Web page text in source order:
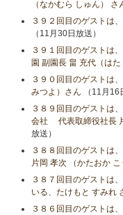
（なかむら しゅん） さ
３９２回目のゲストは
（11月30日放送）
３９１回目のゲストは
園 副園長 畠 充代（は
３９０回目のゲストは
みつよ）さん （11月16
３８９回目のゲストは
会社 代表取締役社長
放送）
３８８回目のゲストは
片岡 孝次 （かたおか
３８７回目のゲストは
いる、たけもと すみれ
３８６回目のゲストは